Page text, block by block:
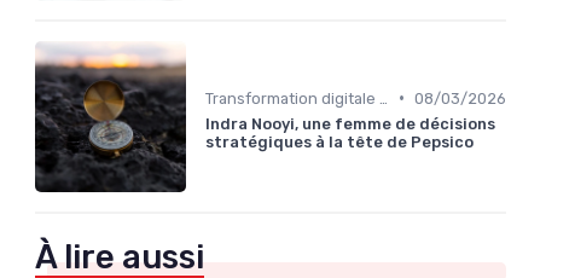
• 08/03/2026
Indra Nooyi, une femme de décisions
stratégiques à la tête de Pepsico
À lire aussi